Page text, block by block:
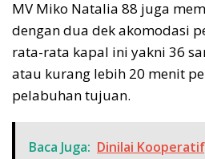
MV Miko Natalia 88 juga
dengan dua dek akomodasi
rata-rata kapal ini yakni 36
atau kurang lebih 20 menit
pelabuhan tujuan.
Baca Juga: Dinilai